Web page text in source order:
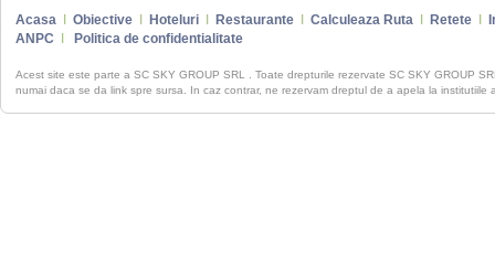
Acasa Obiective Hoteluri Restaurante Calculeaza Ruta Retete
ANPC
Politica de confidentialitate
Acest site este parte a SC SKY GROUP SRL . Toate drepturile rezervate SC SKY GROUP
numai daca se da link spre sursa. In caz contrar, ne rezervam dreptul de a apela la institutiile